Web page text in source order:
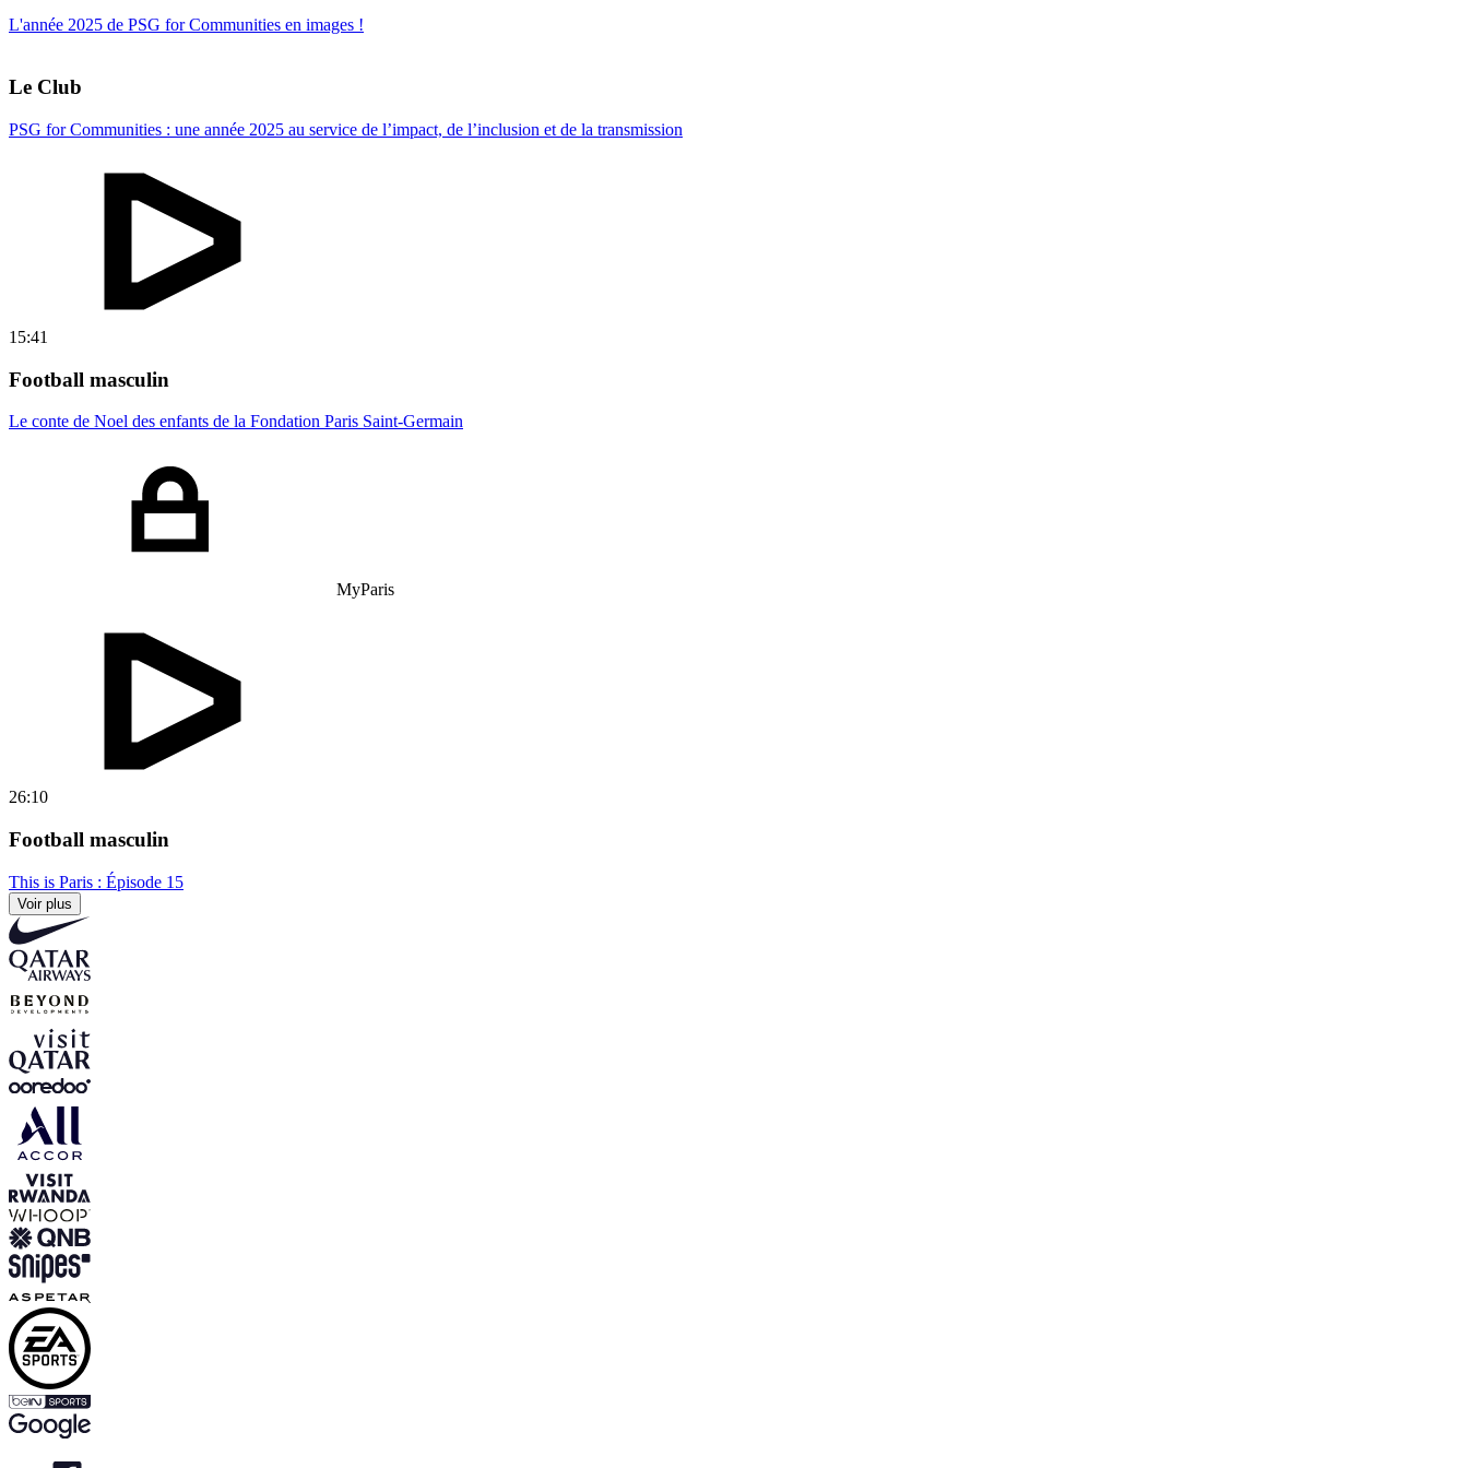
L'année 2025 de PSG for Communities en images !
Le Club
PSG for Communities : une année 2025 au service de l’impact, de l’inclusion et de la transmission
15:41
Football masculin
Le conte de Noel des enfants de la Fondation Paris Saint-Germain
MyParis
26:10
Football masculin
This is Paris : Épisode 15
Voir plus